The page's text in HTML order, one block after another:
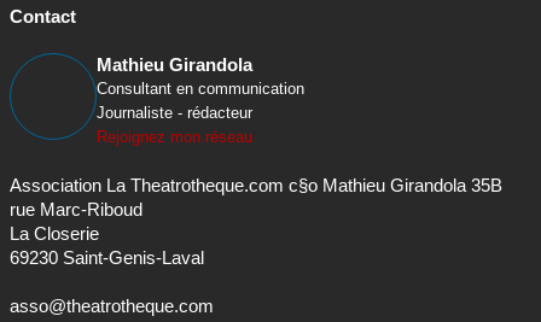
Contact
Mathieu Girandola
Consultant en communication
Journaliste - rédacteur
Rejoignez mon réseau
Association La Theatrotheque.com c§o Mathieu Girandola 35B
rue Marc-Riboud
La Closerie
69230 Saint-Genis-Laval
asso@theatrotheque.com